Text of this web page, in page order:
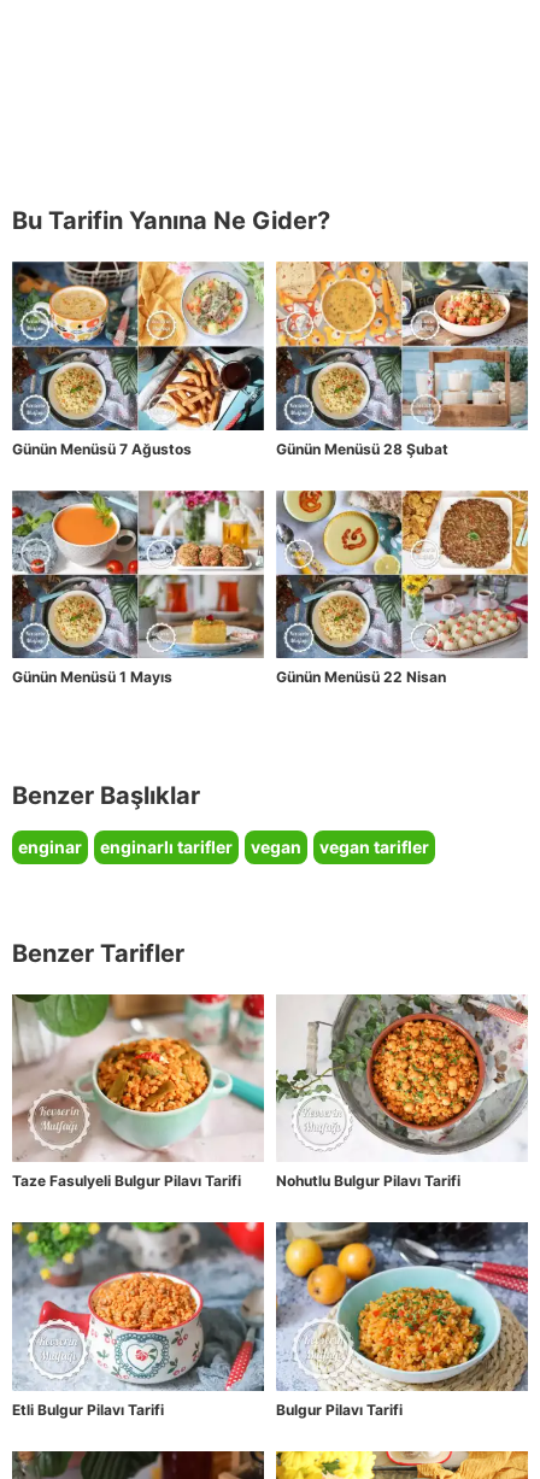
Bu Tarifin Yanına Ne Gider?
Günün Menüsü 7 Ağustos Günün Menüsü 28 Şubat
Günün Menüsü 1 Mayıs Günün Menüsü 22 Nisan
Benzer Başlıklar
enginar enginarlı tarifler vegan vegan tarifler
Benzer Tarifler
Taze Fasulyeli Bulgur Pilavı Tarifi Nohutlu Bulgur Pilavı Tarifi
Etli Bulgur Pilavı Tarifi Bulgur Pilavı Tarifi